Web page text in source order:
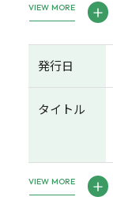
VIEW MORE
発行日
タイトル
VIEW MORE